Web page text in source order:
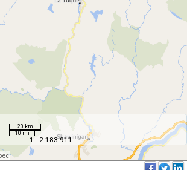
20 km
10 mi
1 : 2 183 911